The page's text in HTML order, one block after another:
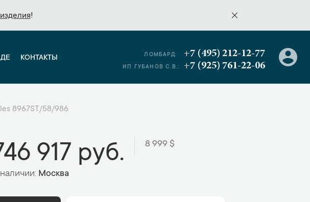
!!
КОНТАКТЫ ЛОМБАРД: +7 (495) 212-12-77
ИП ГУБАНОВ С.В.: +7 (925) 761-22-06
8967ST/58/986
917 руб. 8 999 $
Москва